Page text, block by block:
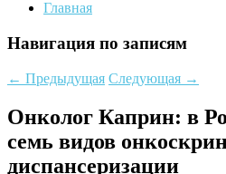
Главная
Навигация по записям
← Предыдущая Следующая →
Онколог Каприн: в
семь видов
диспансеризации